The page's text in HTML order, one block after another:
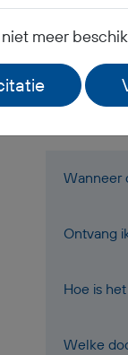
Wanneer
Ontvang
Hoe is
Welke
meer